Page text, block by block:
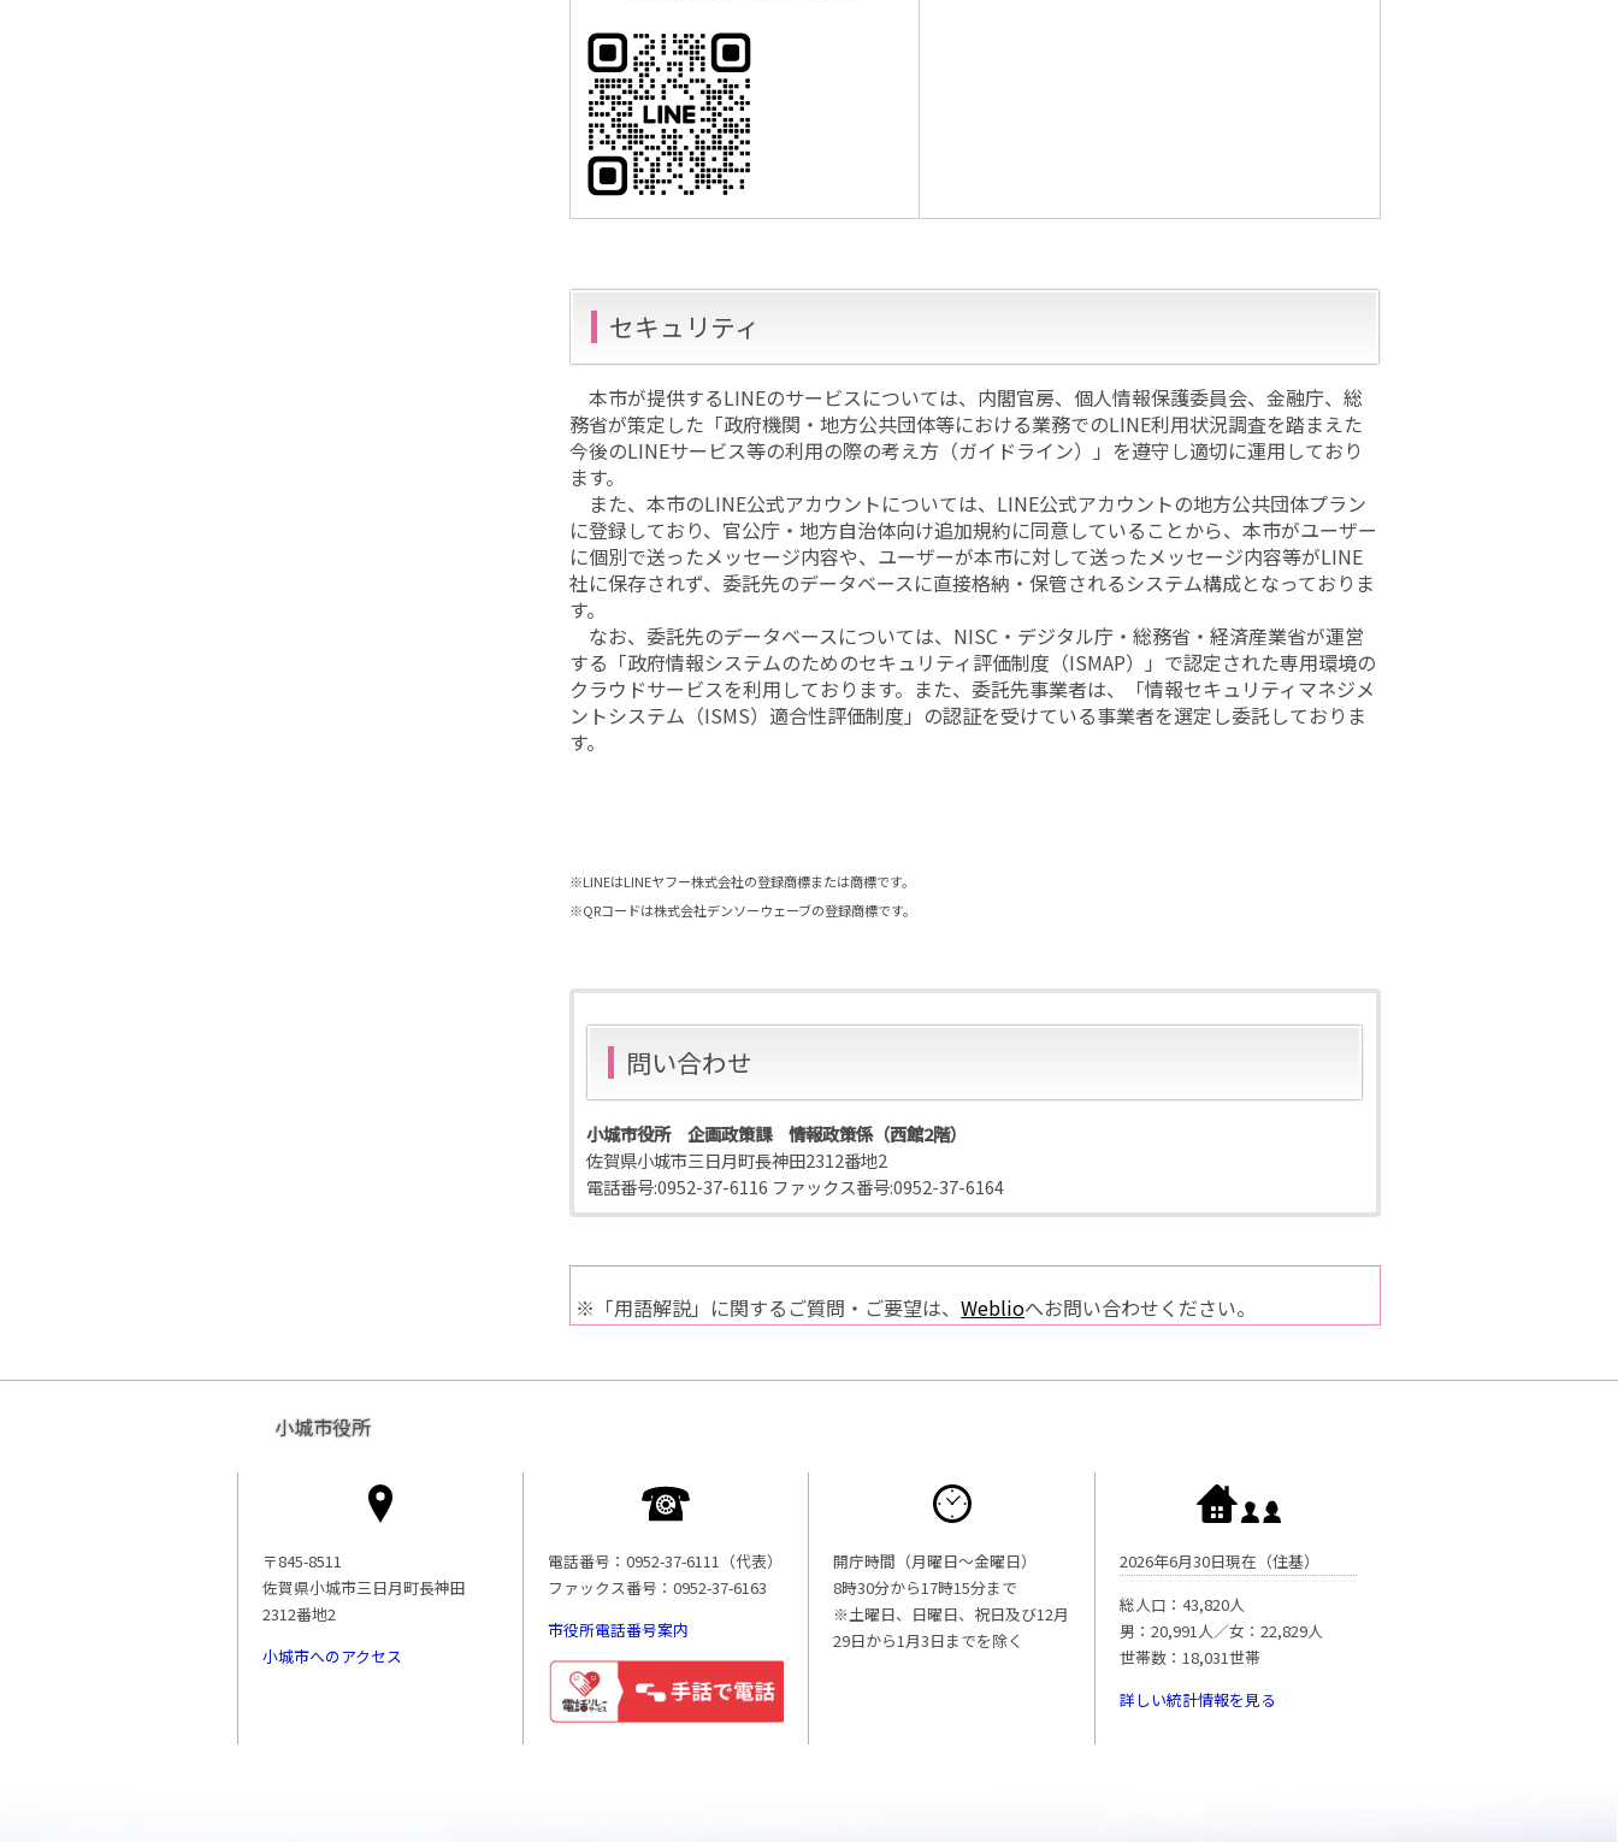
セキュリティ
本市が提供するLINEのサービスについては、内閣官房、個人情報保護委員会、金融庁、総
務省が策定した「政府機関・地方公共団体等における業務でのLINE利用状況調査を踏まえた
今後のLINEサービス等の利用の際の考え方（ガイドライン）」を遵守し適切に運用しており
ます。
また、本市のLINE公式アカウントについては、LINE公式アカウントの地方公共団体プラン
に登録しており、官公庁・地方自治体向け追加規約に同意していることから、本市がユーザー
に個別で送ったメッセージ内容や、ユーザーが本市に対して送ったメッセージ内容等がLINE
社に保存されず、委託先のデータベースに直接格納・保管されるシステム構成となっておりま
す。
なお、委託先のデータベースについては、NISC・デジタル庁・総務省・経済産業省が運営
する「政府情報システムのためのセキュリティ評価制度（ISMAP）」で認定された専用環境の
クラウドサービスを利用しております。また、委託先事業者は、「情報セキュリティマネジメ
ントシステム（ISMS）適合性評価制度」の認証を受けている事業者を選定し委託しておりま
す。
※LINEはLINEヤフー株式会社の登録商標または商標です。
※QRコードは株式会社デンソーウェーブの登録商標です。
問い合わせ
小城市役所 企画政策課 情報政策係（西館2階）
佐賀県小城市三日月町長神田2312番地2
電話番号:0952-37-6116 ファックス番号:0952-37-6164
※「用語解説」に関するご質問・ご要望は、 Weblioへお問い合わせください。
小城市役所
〒845-8511
佐賀県小城市三日月町長神田
2312番地2
小城市へのアクセス
電話番号：0952-37-6111（代表）
ファックス番号：0952-37-6163
市役所電話番号案内
開庁時間（月曜日〜金曜日）
8時30分から17時15分まで
※土曜日、日曜日、祝日及び12月
29日から1月3日までを除く
2026年6月30日現在（住基）
総人口：43,820人
男：20,991人／女：22,829人
世帯数：18,031世帯
詳しい統計情報を見る